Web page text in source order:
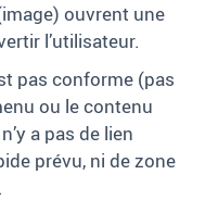
ouvrent une
l’utilisateur.
pas conforme (pas
ou le contenu
a pas de lien
prévu, ni de zone